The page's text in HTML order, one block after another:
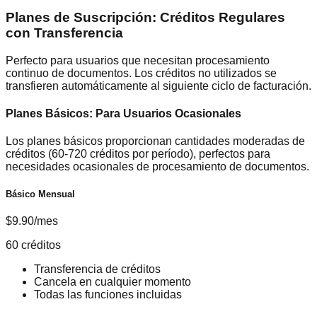
Planes de Suscripción: Créditos Regulares
con Transferencia
Perfecto para usuarios que necesitan procesamiento
continuo de documentos. Los créditos no utilizados se
transfieren automáticamente al siguiente ciclo de facturación.
Planes Básicos: Para Usuarios Ocasionales
Los planes básicos proporcionan cantidades moderadas de
créditos (60-720 créditos por período), perfectos para
necesidades ocasionales de procesamiento de documentos.
Básico Mensual
$9.90/mes
60 créditos
Transferencia de créditos
Cancela en cualquier momento
Todas las funciones incluidas